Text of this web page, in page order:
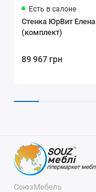
Есть в салоне
Стенка ЮрВит Елена
(комплект)
89 967 грн
СоюзМебель